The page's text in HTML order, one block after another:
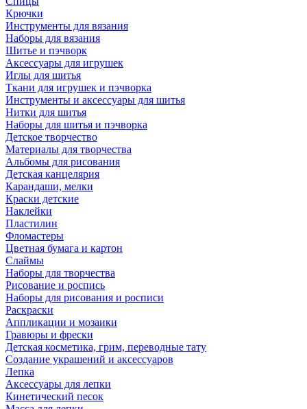
Крючки
Инструменты для вязания
Наборы для вязания
Шитье и пэчворк
Аксессуары для игрушек
Иглы для шитья
Ткани для игрушек и пэчворка
Инструменты и аксессуары для шитья
Нитки для шитья
Наборы для шитья и пэчворка
Детское творчество
Материалы для творчества
Альбомы для рисования
Детская канцелярия
Карандаши, мелки
Краски детские
Наклейки
Пластилин
Фломастеры
Цветная бумага и картон
Слаймы
Наборы для творчества
Рисование и роспись
Наборы для рисования и росписи
Раскраски
Аппликации и мозаики
Гравюры и фрески
Детская косметика, грим, переводные тату
Создание украшений и аксессуаров
Лепка
Аксессуары для лепки
Кинетический песок